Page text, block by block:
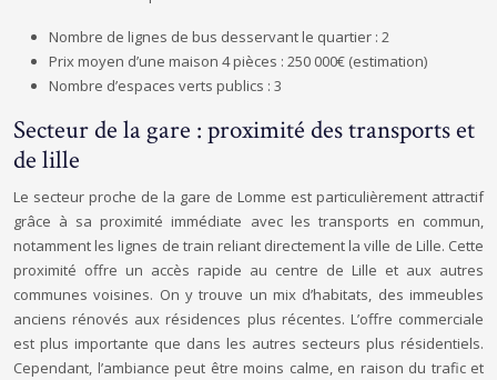
Nombre de lignes de bus desservant le quartier : 2
Prix moyen d’une maison 4 pièces : 250 000€ (estimation)
Nombre d’espaces verts publics : 3
Secteur de la gare : proximité des transports et
de lille
Le secteur proche de la gare de Lomme est particulièrement attractif
grâce à sa proximité immédiate avec les transports en commun,
notamment les lignes de train reliant directement la ville de Lille. Cette
proximité offre un accès rapide au centre de Lille et aux autres
communes voisines. On y trouve un mix d’habitats, des immeubles
anciens rénovés aux résidences plus récentes. L’offre commerciale
est plus importante que dans les autres secteurs plus résidentiels.
Cependant, l’ambiance peut être moins calme, en raison du trafic et